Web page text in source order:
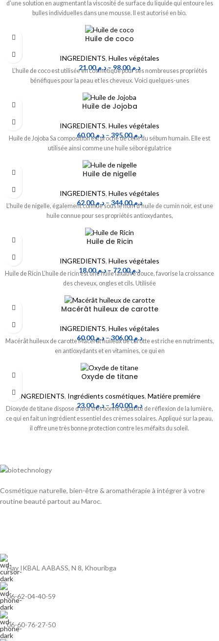
d'une solution en augmentant la viscosité de surface du liquide qui entoure les
bulles individuelles dans une mousse. Il est autorisé en bio.
Huile de coco
INGREDIENTS, Huiles végétales
د.م.21.00 – د.م.98.00
L’huile de coco est utilisée en cosmétique pour ses nombreuses propriétés
bénéfiques pour la peau et les cheveux. Voici quelques-unes
Huile de Jojoba
INGREDIENTS, Huiles végétales
د.م.60.00 – د.م.395.00
Huile de Jojoba Sa composition est proche de celle du sébum humain. Elle est
utilisée ainsi comme une huile séborégulatrice
Huile de nigelle
INGREDIENTS, Huiles végétales
د.م.62.00 – د.م.344.00
L’huile de nigelle, également connue sous le nom d’huile de cumin noir, est une
huile connue pour ses propriétés antioxydantes,
Huile de Ricin
INGREDIENTS, Huiles végétales
د.م.18.00 – د.م.72.00
Huile de Ricin L’huile de ricin est une huile laxative douce, favorise la croissance
des cheveux, ongles et cils. Utilisée
Macérât huileux de carotte
INGREDIENTS, Huiles végétales
د.م.60.00 – د.م.306.00
Macérât huileux de carotte Macérât huileux de carotte est riche en nutriments,
en antioxydants et en vitamines, ce qui en
Oxyde de titane
INGREDIENTS, Ingrédients cosmétiques, Matiére premiére
د.م.23.00 – د.م.160.00
Dioxyde de titane dispose d'une très bonne capacité de réflexion de la lumière,
ce qui en fait un ingrédient essentiel des crèmes solaires. Appliqué sur la peau,
il offre une très bonne protection contre les méfaits du soleil.
Cosmétique naturelle, bien-être & aromathérapie à intégrer à votre
routine beauté partout au Maroc.
Hay IKBAL AABASS, N 8, Khouribga
06-62-04-40-59
06-60-76-27-50